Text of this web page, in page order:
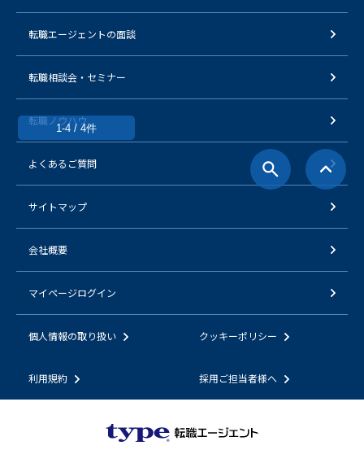
1-4 / 4件
転職エージェントの面談
転職相談会・セミナー
転職ノウハウ
よくあるご質問
サイトマップ
会社概要
マイページログイン
個人情報の取り扱い クッキーポリシー
利用規約 採用ご担当者様へ